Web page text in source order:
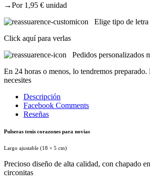
→Por 1,95 € unidad
Elige tipo de
Click aquí para verlas
Pedidos personalizados
En 24 horas o menos, lo tendremos
necesites
Descripción
Facebook Comments
Reseñas
Pulseras tenis corazones para novias
Largo ajustable (18 + 5 cm)
Precioso diseño de alta calidad, con chapado
circonitas